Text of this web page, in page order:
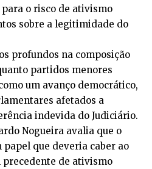
o risco de ativismo
sobre a legitimidade do
profundos na composição
partidos menores
um avanço democrático,
afetados a
indevida do Judiciário.
Nogueira avalia que o
papel que deveria caber ao
de ativismo